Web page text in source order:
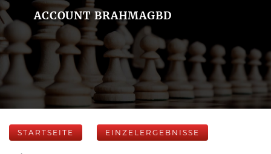
ACCOUNT BRAHMAGBD
STARTSEITE EINZELERGEBNISSE